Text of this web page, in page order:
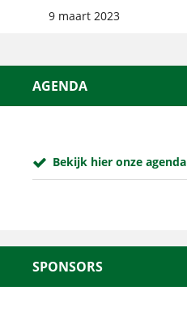
9 maart 2023
AGENDA
Bekijk hier onze agenda
SPONSORS